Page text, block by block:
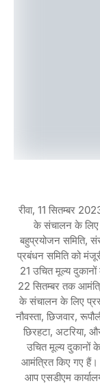
रीवा, 11 सितम्बर
के संचालन के लिए
बहुप्रयोजन समिति,
प्रबंधन समिति को
21 उचित मूल्य
22 सितम्बर तक
के संचालन के लिए
नौवस्ता, छिजवार,
छिरहटा, अटरिया,
उचित मूल्य दुकानों
आमंत्रित किए गए हैं।
आप एसडीएम